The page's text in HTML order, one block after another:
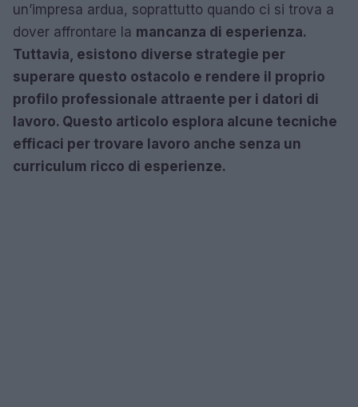
un’impresa ardua, soprattutto quando ci si trova a
dover affrontare la mancanza di esperienza.
Tuttavia, esistono diverse strategie per
superare questo ostacolo e rendere il proprio
profilo professionale attraente per i datori di
lavoro. Questo articolo esplora alcune tecniche
efficaci per trovare lavoro anche senza un
curriculum ricco di esperienze.